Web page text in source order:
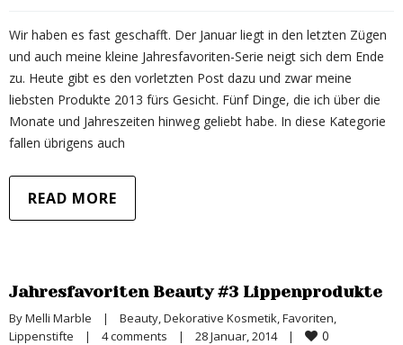
Wir haben es fast geschafft. Der Januar liegt in den letzten Zügen
und auch meine kleine Jahresfavoriten-Serie neigt sich dem Ende
zu. Heute gibt es den vorletzten Post dazu und zwar meine
liebsten Produkte 2013 fürs Gesicht. Fünf Dinge, die ich über die
Monate und Jahreszeiten hinweg geliebt habe. In diese Kategorie
fallen übrigens auch
READ MORE
Jahresfavoriten Beauty #3 Lippenprodukte
By Melli Marble | Beauty, Dekorative Kosmetik, Favoriten
Lippenstifte
| 4 comments | 28 Januar, 2014 | 0